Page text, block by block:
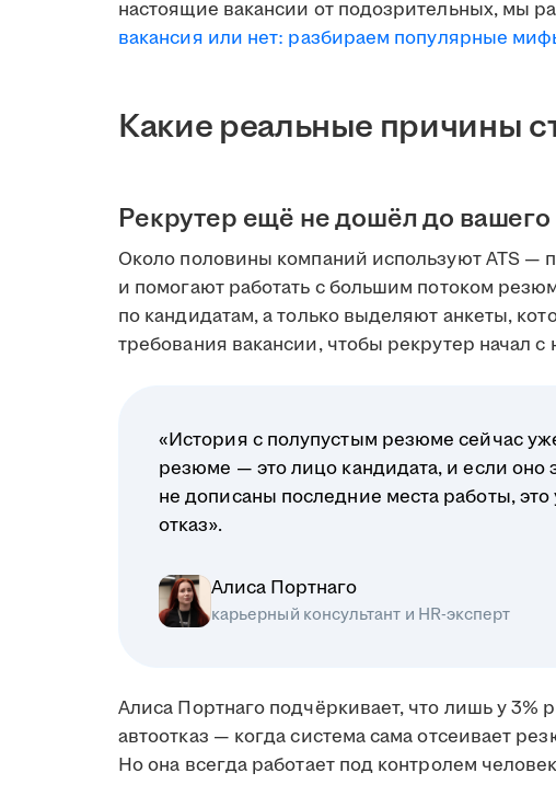
настоящие вакансии от подозрительных, мы
вакансия или нет: разбираем популярные
Какие реальные причины
Рекрутер ещё не дошёл до
Около половины компаний используют ATS —
и помогают работать с большим потоком
по кандидатам, а только выделяют анкеты,
требования вакансии, чтобы рекрутер начал с
«История с полупустым резюме сейчас
резюме — это лицо кандидата, и если
не дописаны последние места работы,
отказ».
Алиса Портнаго
карьерный консультант и HR-эксперт
Алиса Портнаго подчёркивает, что лишь у 3%
автоотказ — когда система сама отсеивает
Но она всегда работает под контролем